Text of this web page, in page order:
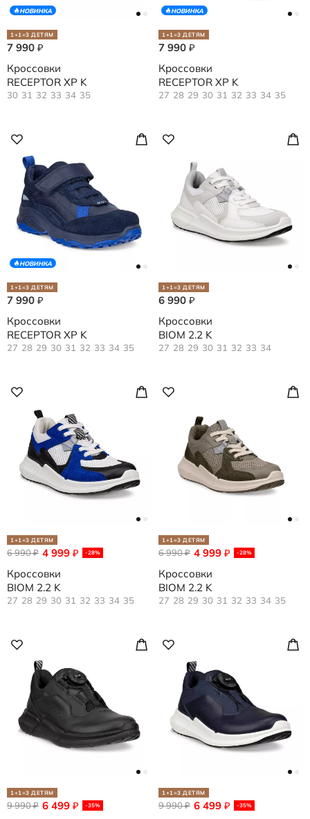
НОВИНКА
1+1=3 ДЕТЯМ
7 990 ₽
Кроссовки
RECEPTOR XP K
30 31 32 33 34 35
НОВИНКА
1+1=3 ДЕТЯМ
7 990 ₽
Кроссовки
RECEPTOR XP K
27 28 29 30 31 32 33 34 35
НОВИНКА
1+1=3 ДЕТЯМ
7 990 ₽
Кроссовки
RECEPTOR XP K
27 28 29 30 31 32 33 34 35
1+1=3 ДЕТЯМ
6 990 ₽
Кроссовки
BIOM 2.2 K
27 28 29 30 31 32 33 34
1+1=3 ДЕТЯМ
4 999 ₽ -28%
6 990₽
Кроссовки
BIOM 2.2 K
27 28 29 30 31 32 33 34 35
1+1=3 ДЕТЯМ
4 999 ₽ -28%
6 990₽
Кроссовки
BIOM 2.2 K
27 28 29 30 31 32 33 34 35
1+1=3 ДЕТЯМ
6 499 ₽ -35%
9 990₽
1+1=3 ДЕТЯМ
6 499 ₽ -35%
9 990₽